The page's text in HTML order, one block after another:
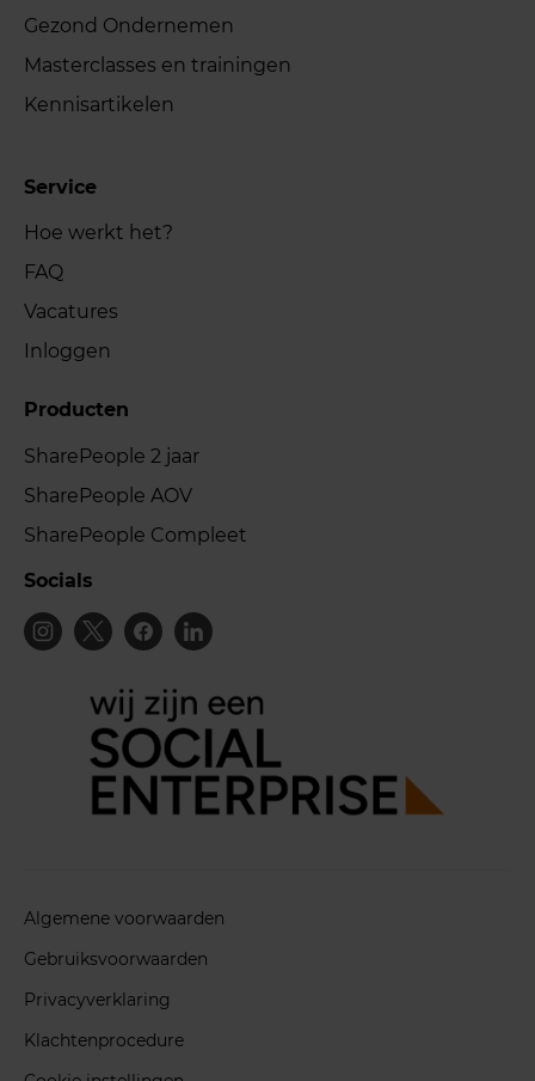
Gezond Ondernemen
Masterclasses en trainingen
Kennisartikelen
Service
Hoe werkt het?
FAQ
Vacatures
Inloggen
Producten
SharePeople 2 jaar
SharePeople AOV
SharePeople Compleet
Socials
Algemene voorwaarden
Gebruiksvoorwaarden
Privacyverklaring
Klachtenprocedure